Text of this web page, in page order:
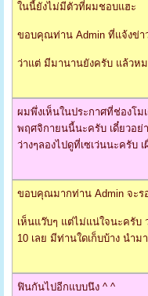
ในนี้ยังไม่มีตัวที่ผมชอบแฮะ
ขอบคุณท่าน Admin ที่แจ้งข่า
ว่าแต่ มีมานานยังครับ แล้วหม
ผมพึ่งเห็นในประกาศที่ช่องโม
พฤศจิกายนนี้นะครับ เดี๋ยวอย่
ว่างๆลองไปดูที่เซเว่นนะครั
ขอบคุณมากท่าน Admin จะร
เห็นแว๊บๆ แต่ไม่แน่ใจนะครับ
10 เลย มีท่านใดเก็บบ้าง นำ
ฟินกันไปอีกแบบนึง ^ ^